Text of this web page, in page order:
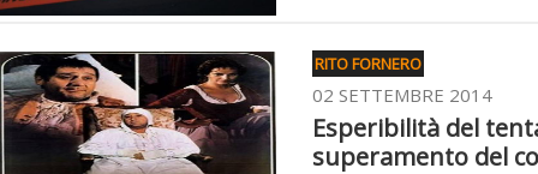
RITO FORNERO
02 SETTEMBRE 2014
Esperibilità del
superamento del